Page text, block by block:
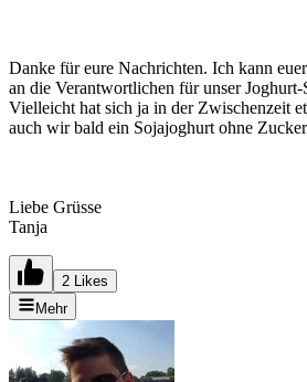
Danke für eure Nachrichten. Ich kann
an die Verantwortlichen für unser
Vielleicht hat sich ja in der Zwischenzeit
auch wir bald ein Sojajoghurt ohne
Liebe Grüsse
Tanja
2 Likes
Mehr